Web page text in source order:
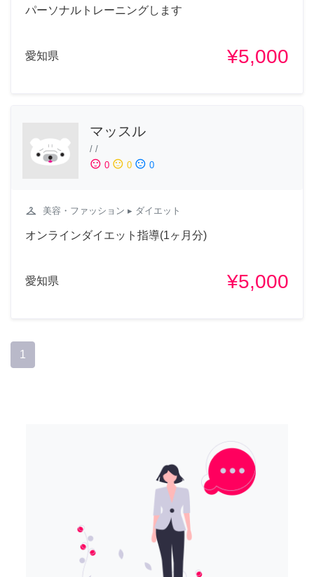
パーソナルトレーニングします
愛知県 ¥5,000
マッスル
/ /
sentiment_satisfied 0 sentiment_neutral 0 sentiment_dissatisfied 0
checkroom 美容・ファッション ▸ ダイエット
オンラインダイエット指導(1ヶ月分)
愛知県 ¥5,000
1